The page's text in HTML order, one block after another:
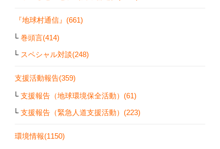
『地球村通信』(661)
巻頭言(414)
スペシャル対談(248)
支援活動報告(359)
支援報告（地球環境保全活動）(61)
支援報告（緊急人道支援活動）(223)
環境情報(1150)